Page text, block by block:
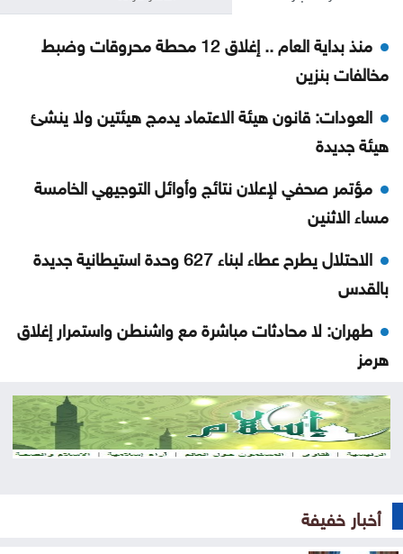
منذ بداية العام .. إغلاق 12 محطة محروقات وضبط
مخالفات بنزين
العودات: قانون هيئة الاعتماد يدمج هيئتين ولا ينشئ
هيئة جديدة
مؤتمر صحفي لإعلان نتائج وأوائل التوجيهي الخامسة
مساء الاثنين
الاحتلال يطرح عطاء لبناء 627 وحدة استيطانية جديدة
بالقدس
طهران: لا محادثات مباشرة مع واشنطن واستمرار إغلاق
هرمز
تصاريح عمل السوريين بالأردن تتراجع خلال النصف الأول
من العام
أخبار خفيفة